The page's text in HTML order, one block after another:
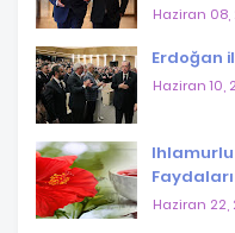
Haziran 08,
Erdoğan
Haziran 10,
Ihlamurlu
Faydaları
Haziran 22,